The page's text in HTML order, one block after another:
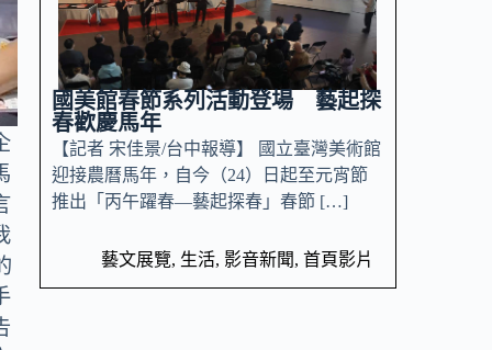
國美館春節系列活動登場 藝起探
春歡慶馬年
【記者 宋佳景/台中報導】 國立臺灣美術館
迎接農曆馬年，自今（24）日起至元宵節
推出「丙午躍春—藝起探春」春節 […]
藝文展覽, 生活, 影音新聞, 首頁影片